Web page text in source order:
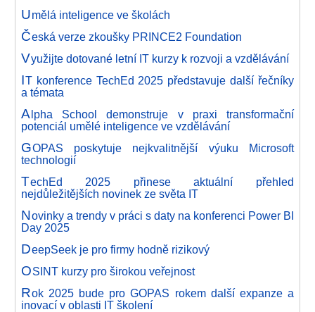
Umělá inteligence ve školách
Česká verze zkoušky PRINCE2 Foundation
Využijte dotované letní IT kurzy k rozvoji a vzdělávání
IT konference TechEd 2025 představuje další řečníky
a témata
Alpha School demonstruje v praxi transformační
potenciál umělé inteligence ve vzdělávání
GOPAS poskytuje nejkvalitnější výuku Microsoft
technologií
TechEd 2025 přinese aktuální přehled
nejdůležitějších novinek ze světa IT
Novinky a trendy v práci s daty na konferenci Power BI
Day 2025
DeepSeek je pro firmy hodně rizikový
OSINT kurzy pro širokou veřejnost
Rok 2025 bude pro GOPAS rokem další expanze a
inovací v oblasti IT školení